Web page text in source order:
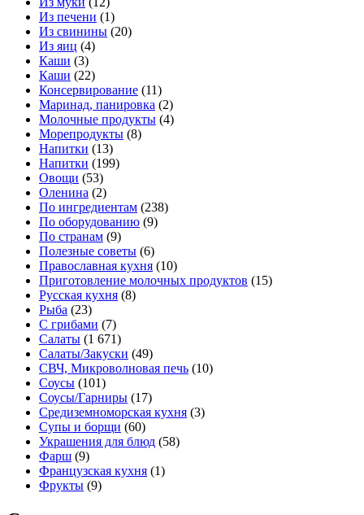
Из печени (1)
Из свинины (20)
Из яиц (4)
Каши (3)
Каши (22)
Консервирование (11)
Маринад, панировка (2)
Молочные продукты (4)
Морепродукты (8)
Напитки (13)
Напитки (199)
Овощи (53)
Оленина (2)
По ингредиентам (238)
По оборудованию (9)
По странам (9)
Полезные советы (6)
Православная кухня (10)
Приготовление молочных продуктов (15)
Русская кухня (8)
Рыба (23)
С грибами (7)
Салаты (1 671)
Салаты/Закуски (49)
СВЧ, Микроволновая печь (10)
Соусы (101)
Соусы/Гарниры (17)
Средиземноморская кухня (3)
Супы и борщи (60)
Украшения для блюд (58)
Фарш (9)
Французская кухня (1)
Фрукты (9)